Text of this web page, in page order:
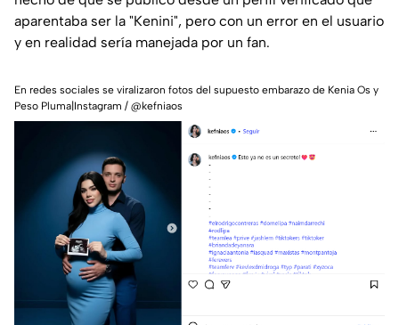
aparentaba ser la "Kenini", pero con un error en el usuario
y en realidad sería manejada por un fan.
En redes sociales se viralizaron fotos del supuesto embarazo de Kenia Os y
Peso Pluma|Instagram / @kefniaos